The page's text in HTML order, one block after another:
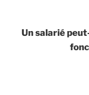
Un salarié